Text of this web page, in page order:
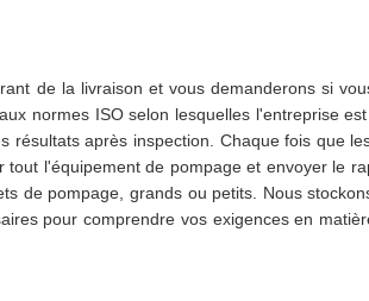
de la livraison et vous demanderons si
normes ISO selon lesquelles l'entreprise
après inspection. Chaque fois que
l'équipement de pompage et envoyer le
de pompage, grands ou petits. Nous
pour comprendre vos exigences en